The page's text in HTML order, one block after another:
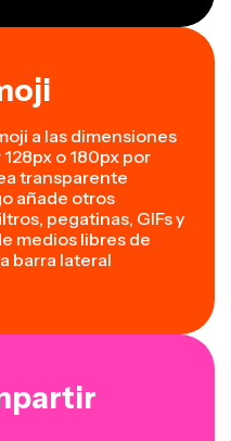
a las dimensiones
o 180px por
transparente
añade otros
pegatinas, GIFs y
medios libres de
barra lateral